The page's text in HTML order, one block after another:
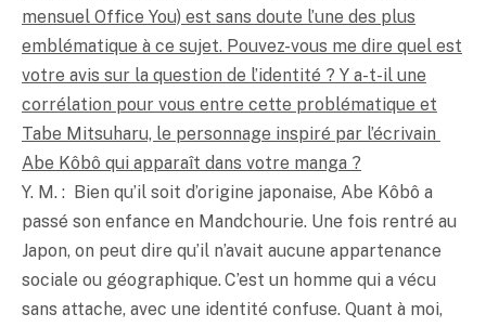
mensuel Office You) est sans doute l’une des plus
emblématique à ce sujet. Pouvez-vous me dire quel est
votre avis sur la question de l’identité ? Y a-t-il une
corrélation pour vous entre cette problématique et
Tabe Mitsuharu, le personnage inspiré par l’écrivain
Abe Kôbô qui apparaît dans votre manga ?
Y. M. : Bien qu’il soit d’origine japonaise, Abe Kôbô a
passé son enfance en Mandchourie. Une fois rentré au
Japon, on peut dire qu’il n’avait aucune appartenance
sociale ou géographique. C’est un homme qui a vécu
sans attache, avec une identité confuse. Quant à moi,